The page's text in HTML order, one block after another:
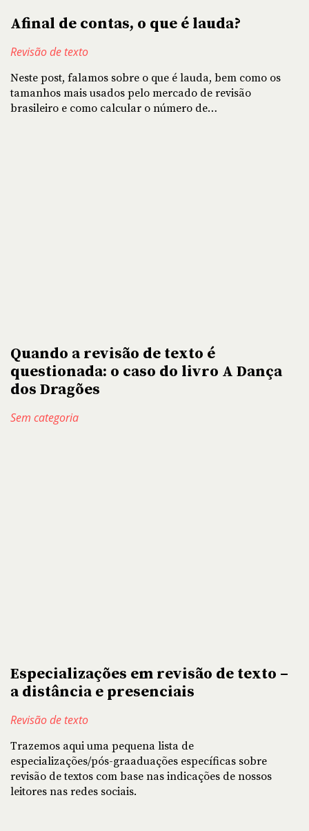
Afinal de contas, o que é lauda?
Revisão de texto
Neste post, falamos sobre o que é lauda, bem como os
tamanhos mais usados pelo mercado de revisão
brasileiro e como calcular o número de…
Quando a revisão de texto é
questionada: o caso do livro A Dança
dos Dragões
Sem categoria
Especializações em revisão de texto –
a distância e presenciais
Revisão de texto
Trazemos aqui uma pequena lista de
especializações/pós-graaduações específicas sobre
revisão de textos com base nas indicações de nossos
leitores nas redes sociais.